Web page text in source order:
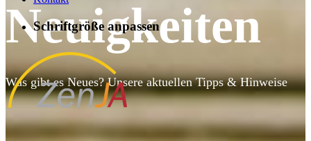
Schriftgröße anpassen
Neuigkeiten
Was gibt es Neues? Unsere aktuellen Tipps & Hinweise